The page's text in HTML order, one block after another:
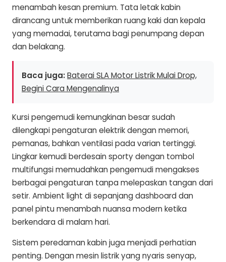
menambah kesan premium. Tata letak kabin
dirancang untuk memberikan ruang kaki dan kepala
yang memadai, terutama bagi penumpang depan
dan belakang.
Baca juga:Baterai SLA Motor Listrik Mulai Drop,
Begini Cara Mengenalinya
Kursi pengemudi kemungkinan besar sudah
dilengkapi pengaturan elektrik dengan memori,
pemanas, bahkan ventilasi pada varian tertinggi.
Lingkar kemudi berdesain sporty dengan tombol
multifungsi memudahkan pengemudi mengakses
berbagai pengaturan tanpa melepaskan tangan dari
setir. Ambient light di sepanjang dashboard dan
panel pintu menambah nuansa modern ketika
berkendara di malam hari.
Sistem peredaman kabin juga menjadi perhatian
penting. Dengan mesin listrik yang nyaris senyap,